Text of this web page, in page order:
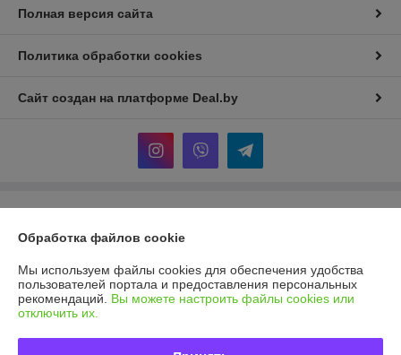
Полная версия сайта
Политика обработки cookies
Сайт создан на платформе Deal.by
Индивидуальный предприниматель:
220090, г. Минск, ул. Кольцова, д. 5, кв. 36*
Регистрационный номер ЕГР: 101207410
Обработка файлов cookie
Мы используем файлы cookies для обеспечения удобства
пользователей портала и предоставления персональных
рекомендаций. Вы можете настроить файлы cookies или
отключить их.